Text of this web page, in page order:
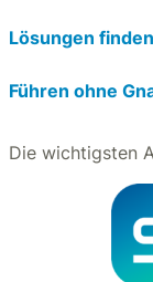
Lösungen
Führen ohne
Die wichtigsten